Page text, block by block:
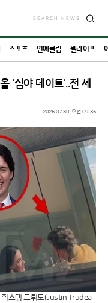
SEARCH NEWS
검
색
스포츠 연예클립 웰라이프
'심야 데이트'..전 세
2025.07.30. 오전 09:36
쥐스탱 트뤼도(Justin Trudea